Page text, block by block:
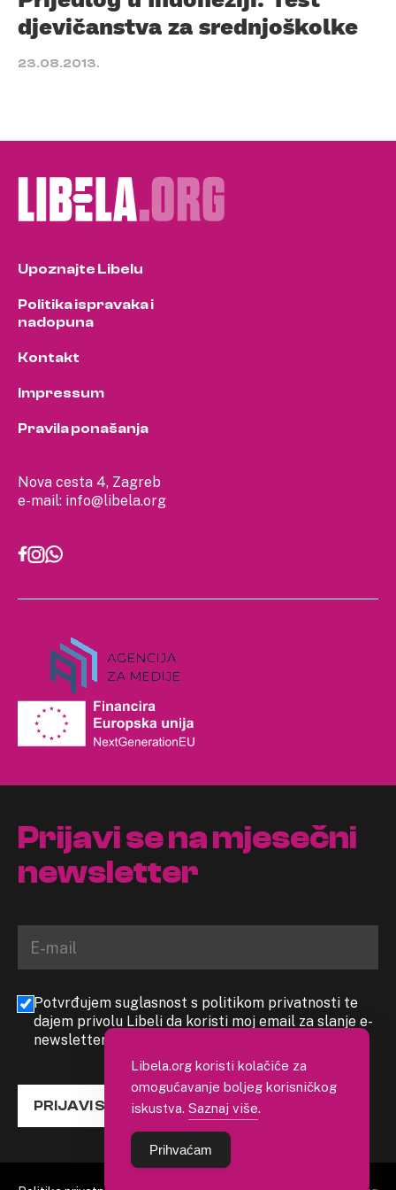
djevičanstva za srednjoškolke
23.08.2013.
Nova cesta 4, Zagreb
e-mail: info@libela.org
Upoznajte Libelu
Politika ispravaka i
nadopuna
Kontakt
Impressum
Pravila ponašanja
Prijavi se na mjesečni
newsletter
Potvrđujem suglasnost s politikom privatnosti te
dajem privolu Libeli da koristi moj email za slanje e-
newslettera
PRIJAVI SE
Libela.org koristi kolačiće za
omogućavanje boljeg korisničkog
iskustva. Saznaj više.
Prihvaćam